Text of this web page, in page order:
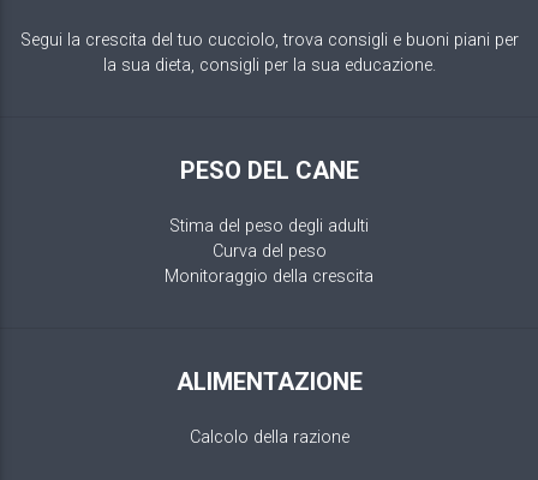
Segui la crescita del tuo cucciolo, trova consigli e buoni piani per
la sua dieta, consigli per la sua educazione.
PESO DEL CANE
Stima del peso degli adulti
Curva del peso
Monitoraggio della crescita
ALIMENTAZIONE
Calcolo della razione